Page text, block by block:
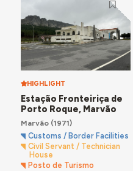
HIGHLIGHT
Estação Fronteiriça de
Porto Roque, Marvão
Marvão(1971)
Customs / Border Facilities
Civil Servant / Technician
House
Posto de Turismo